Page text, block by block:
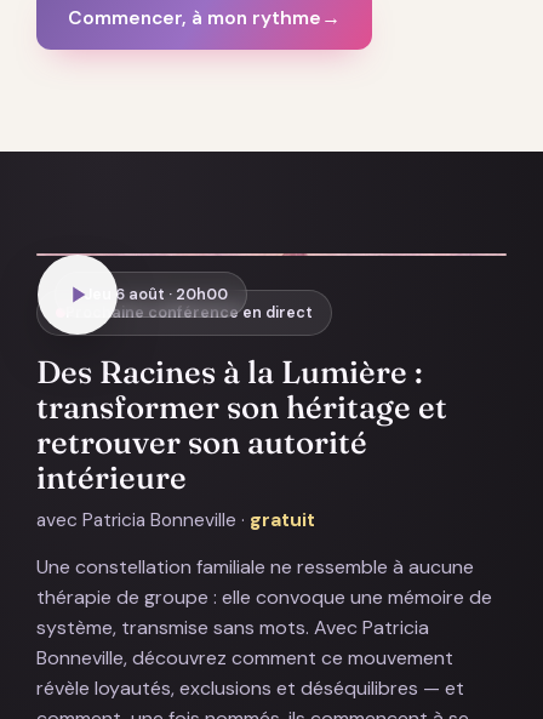
Commencer, à mon rythme →
Prochaine conférence en direct
Des Racines à la Lumière :
transformer son héritage et
retrouver son autorité
intérieure
avec Patricia Bonneville · gratuit
Une constellation familiale ne ressemble à aucune
thérapie de groupe : elle convoque une mémoire de
système, transmise sans mots. Avec Patricia
Bonneville, découvrez comment ce mouvement
révèle loyautés, exclusions et déséquilibres — et
Jeu 6 août · 20h00